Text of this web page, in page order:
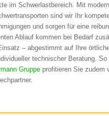
im Schwerlastbereich. Mit
sind wir Ihr
und sorgen für eine
Ablauf kommen bei Bedarf
– abgestimmt auf Ihre
technischer Beratung.
Gruppe profitieren Sie zudem